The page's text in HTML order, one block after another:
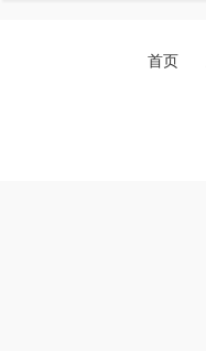
首页